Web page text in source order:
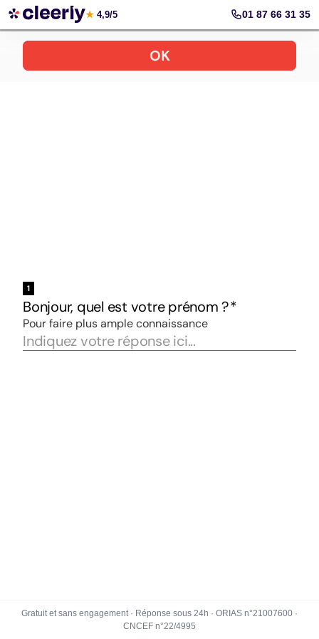
Votre simulation gratuite et personnalisée
★ 4,9/5 01 87 66 31 35
Gratuit et sans engagement · Réponse sous 24h · ORIAS n°21007600 ·
CNCEF n°22/4995